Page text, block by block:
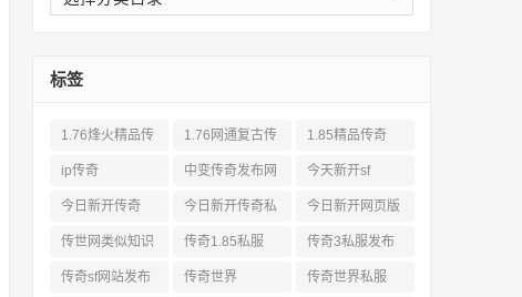
类
标签
1.76烽火精品传
奇私服网站
1.76网通复古传
奇sf
1.85精品传奇
ip传奇 中变传奇发布网 今天新开sf
今日新开传奇
今日新开传奇私
服发布网
今日新开网页版
传奇
传世网类似知识 传奇1.85私服
传奇3私服发布
网站
传奇sf网站发布
传奇世界 传奇世界私服